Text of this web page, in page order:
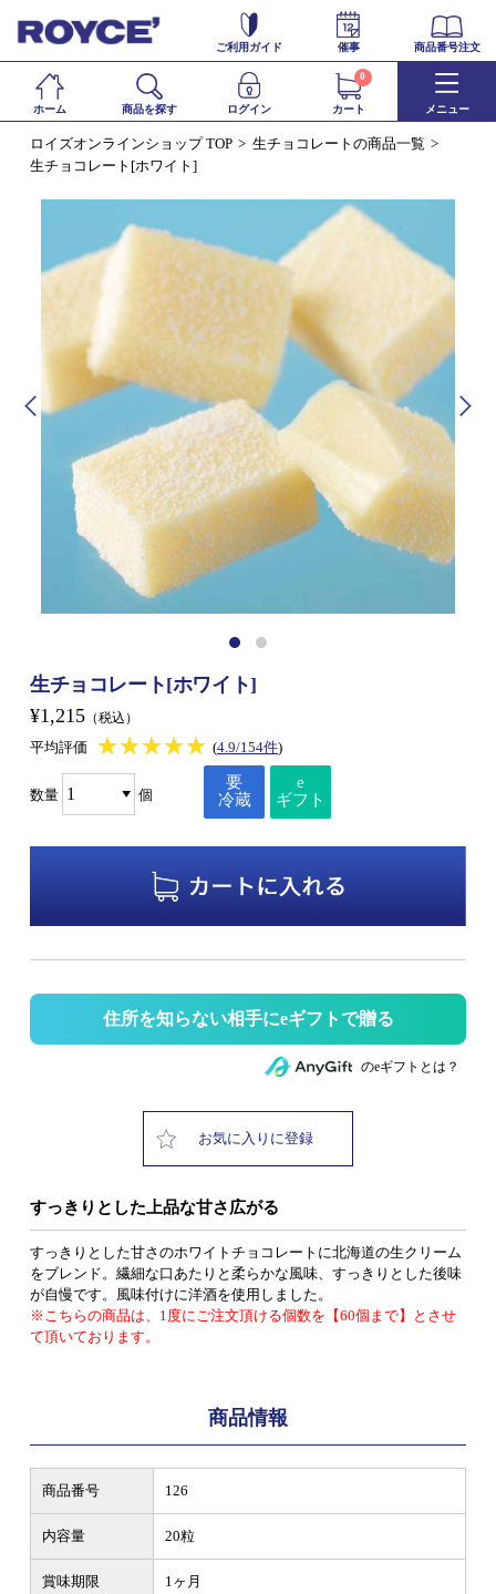
ご利用ガイド 催事 商品番号注文
ホーム 商品を探す ログイン カート
0
メニュー
ロイズオンラインショップ TOP
生チョコレートの商品一覧
生チョコレート[ホワイト]
生チョコレート[ホワイト]
¥1,215 （税込）
平均評価 ★★★★★
★★★★★ (4.9/154件)
数量 個
要
冷蔵
e
ギフト
住所を知らない相手にeギフトで贈る
のeギフトとは？
お気に入りに登録
すっきりとした上品な甘さ広がる
すっきりとした甘さのホワイトチョコレートに北海道の生クリーム
をブレンド。繊細な口あたりと柔らかな風味、すっきりとした後味
が自慢です。風味付けに洋酒を使用しました。
※こちらの商品は、1度にご注文頂ける個数を【60個まで】とさせ
て頂いております。
商品情報
商品番号 126
内容量 20粒
賞味期限
1ヶ月